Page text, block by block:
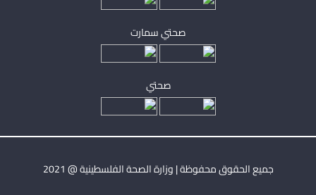
صحتي سمارت
صحتي
جميع الحقوق محفوظة | وزارة الصحة الفلسطينية @ 2021